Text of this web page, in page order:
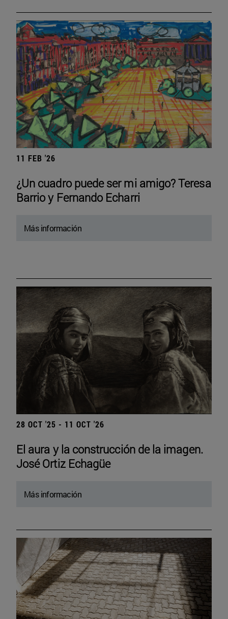
11 FEB '26
¿Un cuadro puede ser mi amigo? Teresa
Barrio y Fernando Echarri
Más información
28 OCT '25 - 11 OCT '26
El aura y la construcción de la imagen.
José Ortiz Echagüe
Más información